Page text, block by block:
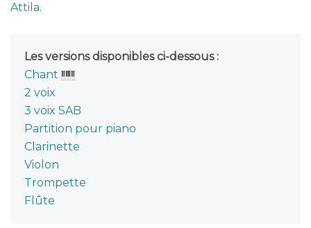
Attila.
Les versions disponibles ci-dessous :
Chant
2 voix
3 voix SAB
Partition pour piano
Clarinette
Violon
Trompette
Flûte